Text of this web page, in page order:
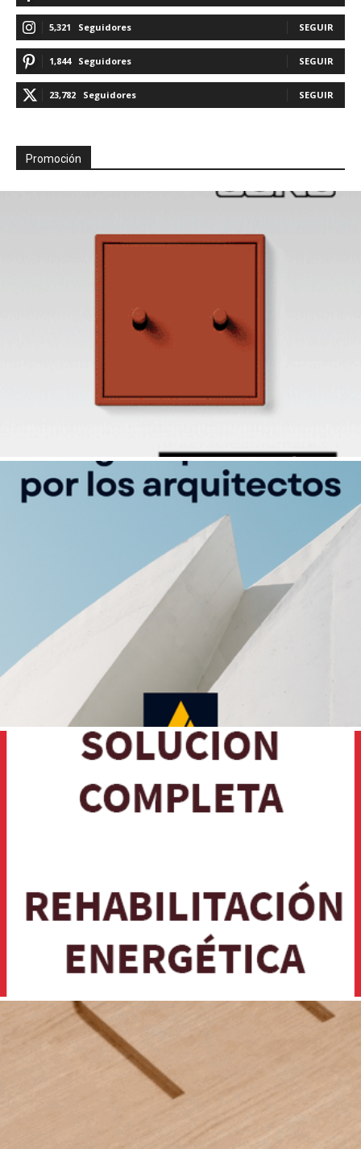
5,321 Seguidores SEGUIR
1,844 Seguidores SEGUIR
23,782 Seguidores SEGUIR
Promoción